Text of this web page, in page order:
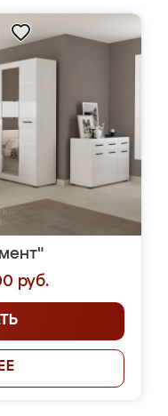
руб.